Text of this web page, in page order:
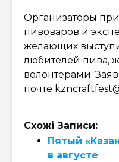
Организаторы
пивоваров и
желающих
любителей пива,
волонтёрами.
почте
Схожі Записи:
Пятый
в августе